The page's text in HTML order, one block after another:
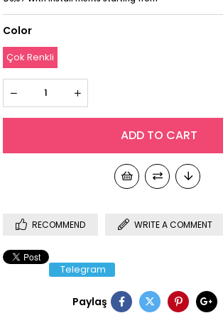
Color
Çok Renkli
RECOMMEND WRITE A COMMENT
Telegram
Paylaş